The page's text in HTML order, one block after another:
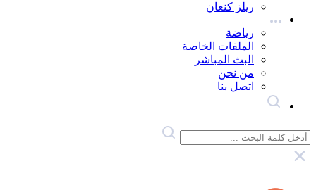
ريلز كنعان
رياضة
الملفات الخاصة
البث المباشر
من نحن
اتصل بنا